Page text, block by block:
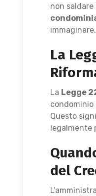
non
immaginare.
La
La Legge
Questo
legalmente
del